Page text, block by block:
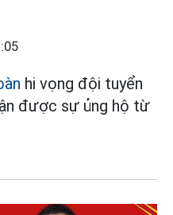
hi vọng đội tuyển
được sự ủng hộ từ